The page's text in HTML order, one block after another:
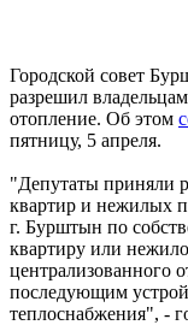
Городской совет
разрешил
отопление. Об этом
пятницу, 5 апреля.
"Депутаты приняли
квартир и нежилых
г. Бурштын по
квартиру или
централизованного
последующим
теплоснабжения", -